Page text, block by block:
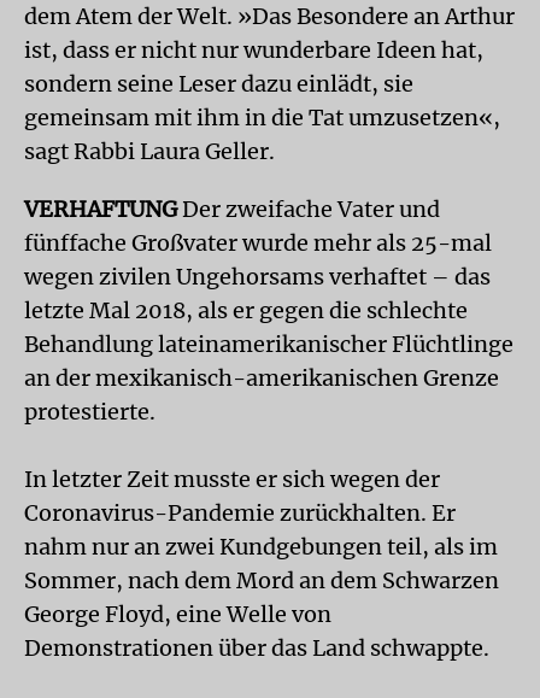
dem Atem der Welt. »Das Besondere an Arthur
ist, dass er nicht nur wunderbare Ideen hat,
sondern seine Leser dazu einlädt, sie
gemeinsam mit ihm in die Tat umzusetzen«,
sagt Rabbi Laura Geller.
VERHAFTUNGDer zweifache Vater und
fünffache Großvater wurde mehr als 25-mal
wegen zivilen Ungehorsams verhaftet – das
letzte Mal 2018, als er gegen die schlechte
Behandlung lateinamerikanischer Flüchtlinge
an der mexikanisch-amerikanischen Grenze
protestierte.
In letzter Zeit musste er sich wegen der
Coronavirus-Pandemie zurückhalten. Er
nahm nur an zwei Kundgebungen teil, als im
Sommer, nach dem Mord an dem Schwarzen
George Floyd, eine Welle von
Demonstrationen über das Land schwappte.